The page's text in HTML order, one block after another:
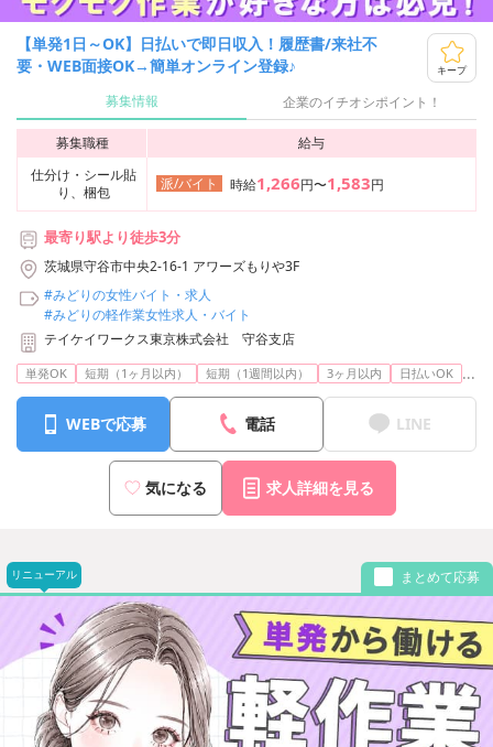
【単発1日～OK】日払いで即日収入！履歴書/来社不
要・WEB面接OK→簡単オンライン登録♪
キープ
募集情報 企業のイチオシポイント！
募集職種
給与
仕分け・シール貼
り、梱包
派/バイト 時給1,266円〜1,583円
最寄り駅より徒歩3分
茨城県守谷市中央2-16-1 アワーズもりや3F
#みどりの女性バイト・求人
#みどりの軽作業女性求人・バイト
テイケイワークス東京株式会社 守谷支店
単発OK 短期（1ヶ月以内） 短期（1週間以内） 3ヶ月以内 日払いOK ...
WEBで応募 電話 LINE
気になる 求人詳細を見る
リニューアル まとめて応募